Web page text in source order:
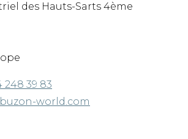
des Hauts-Sarts 4ème
248 39 83
world.com